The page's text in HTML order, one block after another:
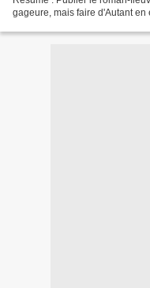
gageure, mais faire d'Autant